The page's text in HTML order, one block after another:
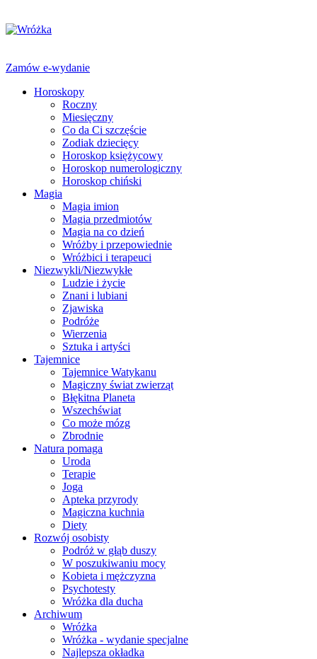
Zamów e-wydanie
Horoskopy
Roczny
Miesięczny
Co da Ci szczęście
Zodiak dziecięcy
Horoskop księżycowy
Horoskop numerologiczny
Horoskop chiński
Magia
Magia imion
Magia przedmiotów
Magia na co dzień
Wróżby i przepowiednie
Wróżbici i terapeuci
Niezwykli/Niezwykłe
Ludzie i życie
Znani i lubiani
Zjawiska
Podróże
Wierzenia
Sztuka i artyści
Tajemnice
Tajemnice Watykanu
Magiczny świat zwierząt
Błękitna Planeta
Wszechświat
Co może mózg
Zbrodnie
Natura pomaga
Uroda
Terapie
Joga
Apteka przyrody
Magiczna kuchnia
Diety
Rozwój osobisty
Podróż w głąb duszy
W poszukiwaniu mocy
Kobieta i mężczyzna
Psychotesty
Wróżka dla ducha
Archiwum
Wróżka
Wróżka - wydanie specjalne
Najlepsza okładka